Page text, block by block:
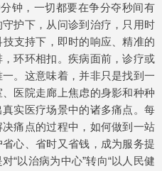
钟，一切都要在争分夺秒间有
护下，从问诊到治疗，只用时
支持下，即时的响应、精准的
环环相扣。疾病面前，诊疗或
。这意味着，并非只是找到一
医院走廊上焦虑的身影和种种
实医疗场景中的诸多痛点。每
痛点的过程中，如何做到一站
心、省时又省钱，成为服务提
“以治病为中心”转向“以人民健